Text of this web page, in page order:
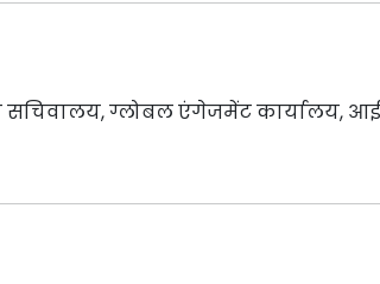
ग्लोबल एंगेजमेंट कार्यालय,